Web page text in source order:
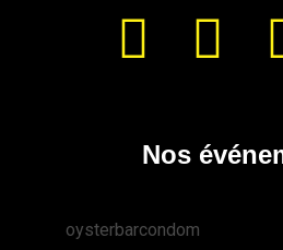
Nos
oysterbarcondom